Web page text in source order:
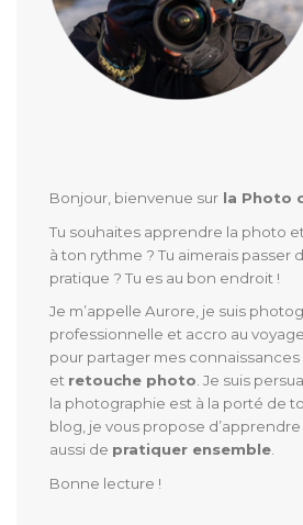
Bonjour, bienvenue sur la Photo
Tu souhaites apprendre la photo
à ton rythme ? Tu aimerais passer
pratique ? Tu es au bon endroit !
Je m’appelle Aurore, je suis
professionnelle et accro au
pour partager mes connaissances
et retouche photo. Je suis
la photographie est à la porté de
blog, je vous propose d’apprendre
aussi de pratiquer ensemble.
Bonne lecture !